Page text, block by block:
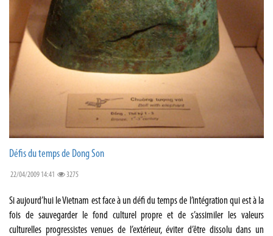
Défis du temps de Dong Son
22/04/2009 14:41 3275
Si aujourd’hui le Vietnam est face à un défi du temps de l’intégration qui est à la
fois de sauvegarder le fond culturel propre et de s’assimiler les valeurs
culturelles progressistes venues de l’extérieur, éviter d’être dissolu dans un